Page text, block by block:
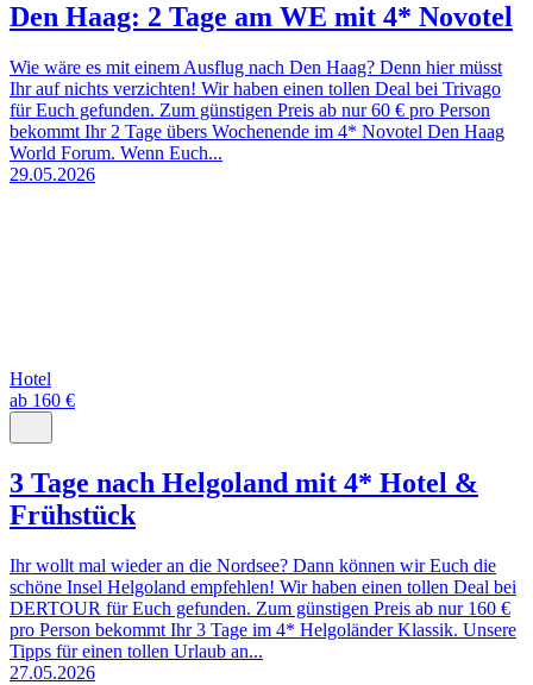
Den Haag: 2 Tage am WE mit 4* Novotel
Wie wäre es mit einem Ausflug nach Den Haag? Denn hier müsst
Ihr auf nichts verzichten! Wir haben einen tollen Deal bei Trivago
für Euch gefunden. Zum günstigen Preis ab nur 60 € pro Person
bekommt Ihr 2 Tage übers Wochenende im 4* Novotel Den Haag
World Forum. Wenn Euch...
29.05.2026
Hotel
ab 160 €
3 Tage nach Helgoland mit 4* Hotel &
Frühstück
Ihr wollt mal wieder an die Nordsee? Dann können wir Euch die
schöne Insel Helgoland empfehlen! Wir haben einen tollen Deal bei
DERTOUR für Euch gefunden. Zum günstigen Preis ab nur 160 €
pro Person bekommt Ihr 3 Tage im 4* Helgoländer Klassik. Unsere
Tipps für einen tollen Urlaub an...
27.05.2026